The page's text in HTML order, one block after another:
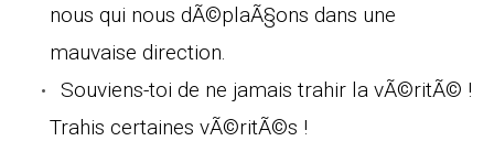
nous qui nous dÃ©plaÃ§ons dans une
mauvaise direction.
Souviens-toi de ne jamais trahir la vÃ©ritÃ© !
Trahis certaines vÃ©ritÃ©s !